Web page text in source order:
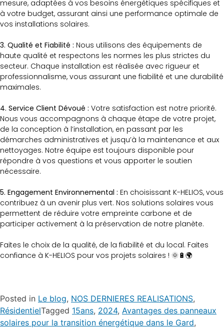
mesure, adaptées à vos besoins énergétiques spécifiques et
à votre budget, assurant ainsi une performance optimale de
vos installations solaires.
3. Qualité et Fiabilité : Nous utilisons des équipements de
haute qualité et respectons les normes les plus strictes du
secteur. Chaque installation est réalisée avec rigueur et
professionnalisme, vous assurant une fiabilité et une durabilité
maximales.
4. Service Client Dévoué : Votre satisfaction est notre priorité.
Nous vous accompagnons à chaque étape de votre projet,
de la conception à l’installation, en passant par les
démarches administratives et jusqu’à la maintenance et aux
nettoyages. Notre équipe est toujours disponible pour
répondre à vos questions et vous apporter le soutien
nécessaire.
5. Engagement Environnemental : En choisissant K-HELIOS, vous
contribuez à un avenir plus vert. Nos solutions solaires vous
permettent de réduire votre empreinte carbone et de
participer activement à la préservation de notre planète.
Faites le choix de la qualité, de la fiabilité et du local. Faites
confiance à K-HELIOS pour vos projets solaires ! 🌞🔋🌍
Posted in Le blog, NOS DERNIERES REALISATIONS,
RésidentielTagged 15ans, 2024, Avantages des panneaux
solaires pour la transition énergétique dans le Gard,